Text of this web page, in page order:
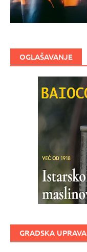
OGLAŠAVANJE
GRADSKA UPRAVA